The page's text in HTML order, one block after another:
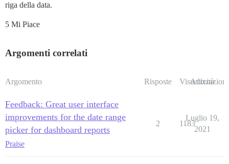
riga della data.
5 Mi Piace
Argomenti correlati
Argomento Risposte Visualizzazioni
Attività
Feedback: Great user interface
improvements for the date range
picker for dashboard reports
Praise
2 1183
Luglio 19,
2021